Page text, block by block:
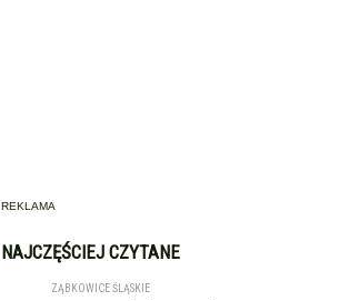
REKLAMA
NAJCZĘŚCIEJ CZYTANE
ZĄBKOWICE ŚLĄSKIE